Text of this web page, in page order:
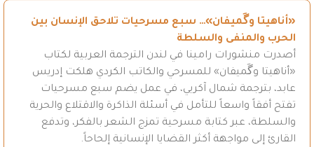
«أناهيتا وگَميفان»… سبع مسرحيات تلاحق الإنسان بين
الحرب والمنفى والسلطة
أصدرت منشورات رامينا في لندن الترجمة العربية لكتاب
«أناهيتا وگَميفان» للمسرحي والكاتب الكردي هلكت إدريس
عابد، بترجمة شمال آكريي، في عمل يضم سبع مسرحيات
تفتح أفقاً واسعاً للتأمل في أسئلة الذاكرة والاقتلاع والحرية
والسلطة، عبر كتابة مسرحية تمزج الشعر بالفكر، وتدفع
القارئ إلى مواجهة أكثر القضايا الإنسانية إلحاحاً.